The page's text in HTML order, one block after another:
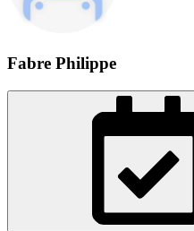
Fabre Philippe